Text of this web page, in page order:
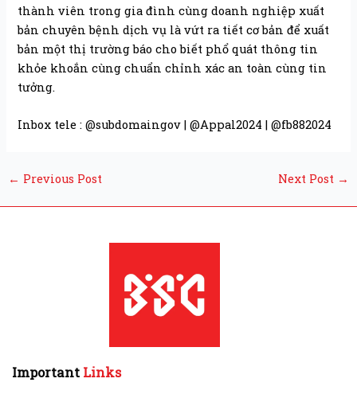
thành viên trong gia đình cùng doanh nghiệp xuất
bản chuyên bệnh dịch vụ là vứt ra tiết cơ bản để xuất
bản một thị trường báo cho biết phổ quát thông tin
khỏe khoắn cùng chuẩn chỉnh xác an toàn cùng tin
tưởng.
Inbox tele : @subdomaingov | @Appal2024 | @fb882024
← Previous Post Next Post →
Important Links